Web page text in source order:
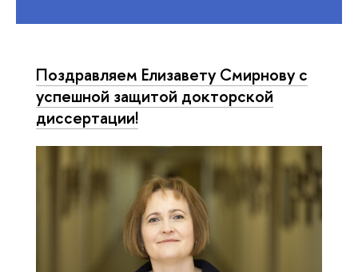
Поздравляем Елизавету Смирнову с
успешной защитой докторской
диссертации!